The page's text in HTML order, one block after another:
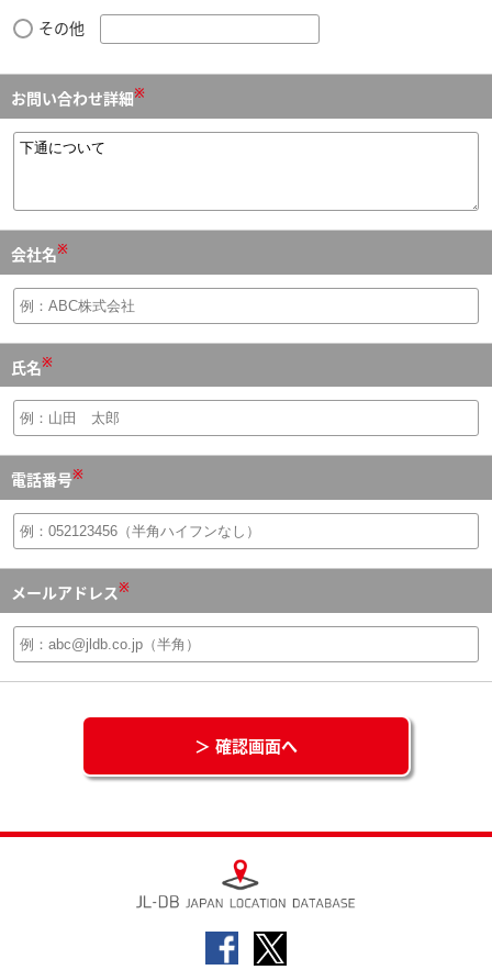
その他
お問い合わせ詳細※
会社名※
氏名※
電話番号※
メールアドレス※
＞ 確認画面へ